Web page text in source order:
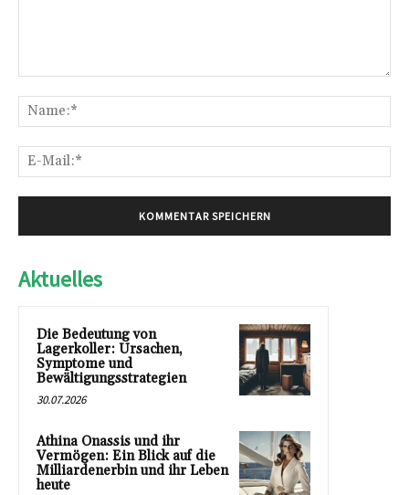
Aktuelles
Die Bedeutung von
Lagerkoller: Ursachen,
Symptome und
Bewältigungsstrategien
30.07.2026
Athina Onassis und ihr
Vermögen: Ein Blick auf die
Milliardenerbin und ihr Leben
heute